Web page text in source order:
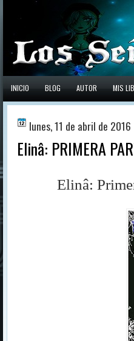
INICIO BLOG AUTOR MIS
lunes, 11 de abril de 2016
Elinâ: PRIMERA
Elinâ: Primera